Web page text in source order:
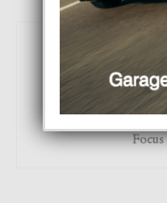
Focus